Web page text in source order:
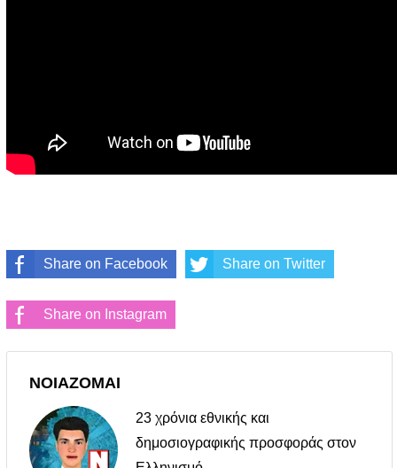
Share on Facebook Share on Twitter
Share on Instagram
ΝΟΙΑΖΟΜΑΙ
23 χρόνια εθνικής και
δημοσιογραφικής προσφοράς στον